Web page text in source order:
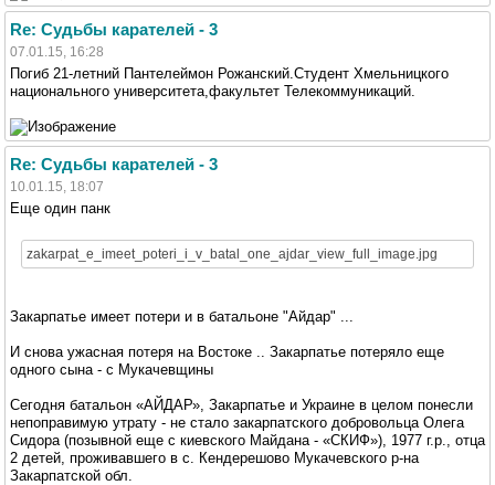
Re: Судьбы карателей - 3
07.01.15, 16:28
Погиб 21-летний Пантелеймон Рожанский.Студент Хмельницкого
национального университета,факультет Телекоммуникаций.
Re: Судьбы карателей - 3
10.01.15, 18:07
Еще один панк
zakarpat_e_imeet_poteri_i_v_batal_one_ajdar_view_full_image.jpg
Закарпатье имеет потери и в батальоне "Айдар" ...
И снова ужасная потеря на Востоке .. Закарпатье потеряло еще
одного сына - с Мукачевщины
Сегодня батальон «АЙДАР», Закарпатье и Украине в целом понесли
непоправимую утрату - не стало закарпатского добровольца Олега
Сидора (позывной еще с киевского Майдана - «СКИФ»), 1977 г.р., отца
2 детей, проживавшего в с. Кендерешово Мукачевского р-на
Закарпатской обл.